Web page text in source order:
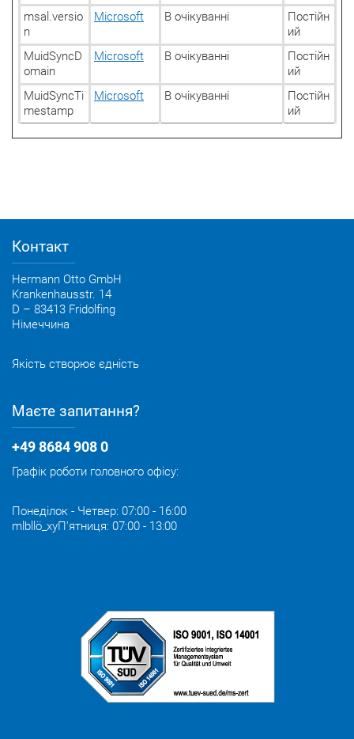
msal.versio
n
Microsoft В очікуванні
Постійн
ий
MuidSyncD
omain
Microsoft В очікуванні
Постійн
ий
MuidSyncTi
mestamp
Microsoft В очікуванні
Постійн
ий
Контакт
Hermann Otto GmbH
Krankenhausstr. 14
D – 83413 Fridolfing
Німеччина
Якість створює єдність
Маєте запитання?
+49 8684 908 0
Графік роботи головного офісу:
Понеділок - Четвер: 07:00 - 16:00
mlbllö_xyП'ятниця: 07:00 - 13:00